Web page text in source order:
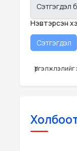
Сэтгэгдэл
Нэвтэрсэн
Үргэлжлэлийг